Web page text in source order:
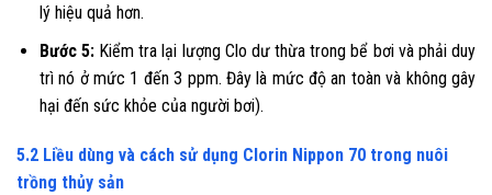
lý hiệu quả hơn.
Bước 5:Kiểm tra lại lượng Clo dư thừa trong bể bơi và phải duy
trì nó ở mức 1 đến 3 ppm. Đây là mức độ an toàn và không gây
hại đến sức khỏe của người bơi).
5.2 Liều dùng và cách sử dụng Clorin Nippon 70 trong nuôi
trồng thủy sản